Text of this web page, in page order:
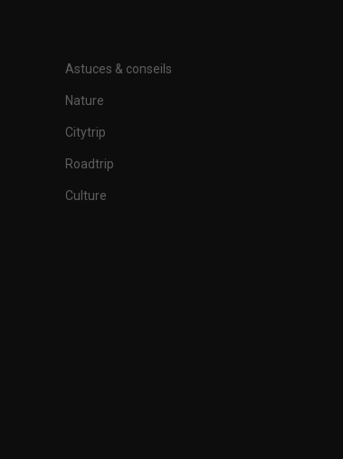
Astuces & conseils
Nature
Citytrip
Roadtrip
Culture